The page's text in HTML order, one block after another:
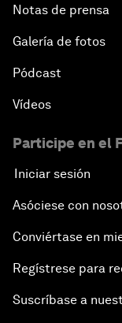
Notas de prensa
Galería de fotos
Pódcast
Vídeos
Participe en el
Iniciar sesión
Asóciese con
Conviértase en
Regístrese para
Suscríbase a